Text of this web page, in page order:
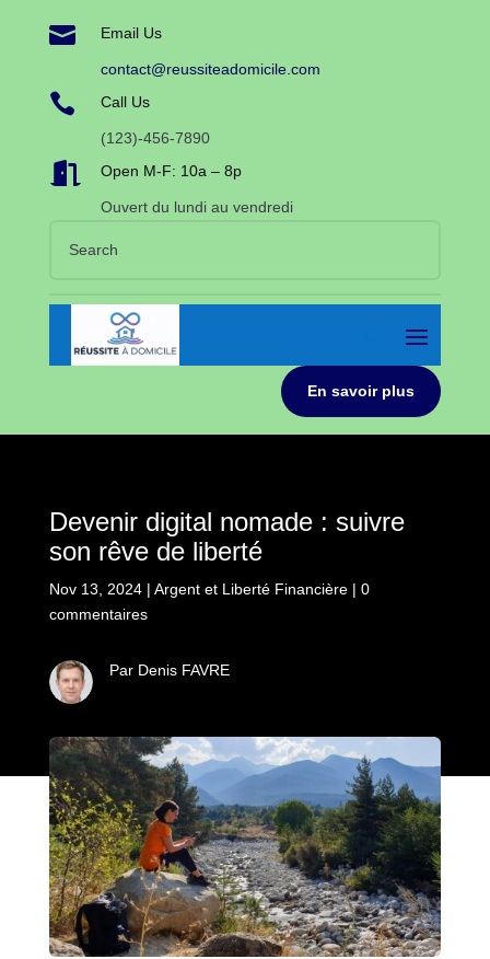
 Email Us
contact@reussiteadomicile.com
 Call Us
(123)-456-7890
 Open M-F: 10a – 8p
Ouvert du lundi au vendredi
En savoir plus
Devenir digital nomade : suivre
son rêve de liberté
Nov 13, 2024| Argent et Liberté Financière| 0
commentaires
Par Denis FAVRE